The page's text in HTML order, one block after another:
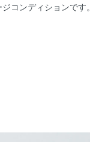
コンディションです。